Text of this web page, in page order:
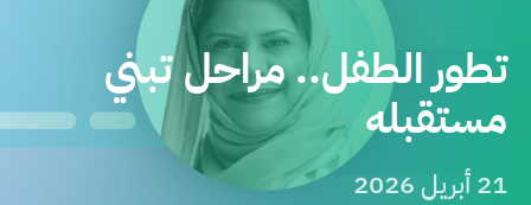
تطور الطفل.. مراحل تبني
مستقبله
21 أبريل 2026